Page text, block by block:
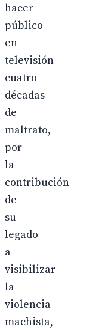
hacer
público
en
televisión
cuatro
décadas
de
maltrato,
por
la
contribución
de
su
legado
a
visibilizar
la
violencia
machista,